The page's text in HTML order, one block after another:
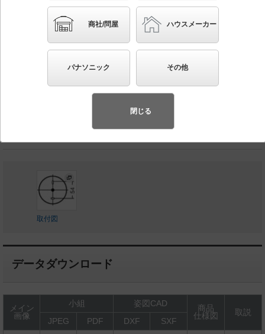
かんたん照度計算
壁直付型・据置取付型 LED（電球色） ポーチライ
ト・門柱灯 密閉型 LED電球交換型・防雨型 白熱電
球25形1灯器具相当
◆希望小売価格 35,500 円（税抜）
取付図
データダウンロード
メイン
画像
小組 姿図CAD
商品
仕様図
取説
JPEG
PDF DXF SXF
商社/問屋 ハウスメーカー
パナソニック その他
閉じる